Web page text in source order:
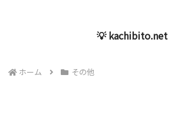
💡 kachibito.net
ホーム その他